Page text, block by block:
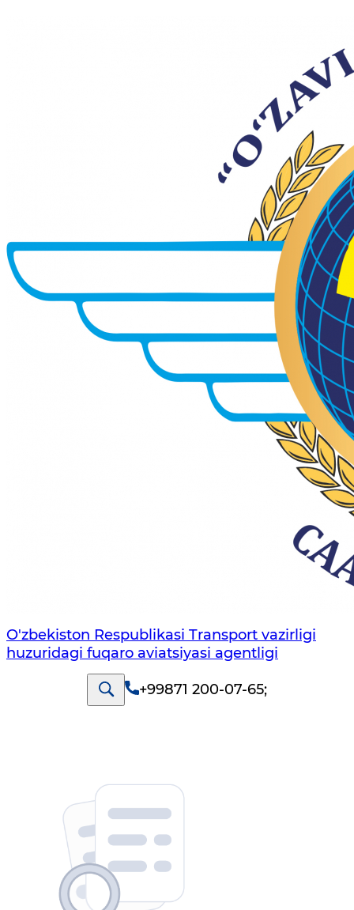
O'zbekiston Respublikasi Transport vazirligi
huzuridagi fuqaro aviatsiyasi agentligi
+99871 200-07-65;